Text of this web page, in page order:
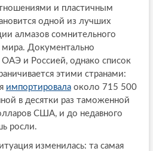
и пластичным
одной из лучших
алмазов сомнительного
мира. Документально
и Россией, однако список
этими странами:
импортировалаоколо 715 500
в десятки раз таможенной
США, и до недавного
росли.
изменилась: та самая